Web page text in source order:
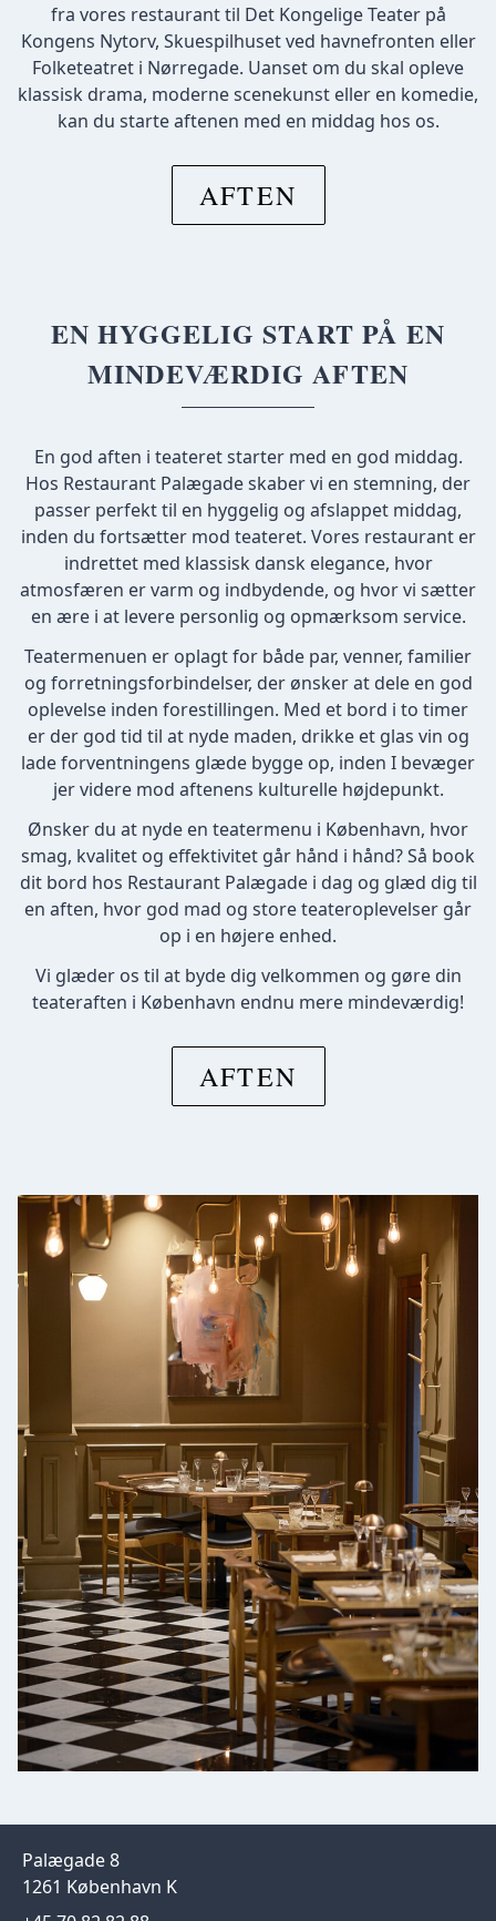
fra vores restaurant til Det Kongelige Teater på
Kongens Nytorv, Skuespilhuset ved havnefronten eller
Folketeatret i Nørregade. Uanset om du skal opleve
klassisk drama, moderne scenekunst eller en komedie,
kan du starte aftenen med en middag hos os.
AFTEN
EN HYGGELIG START PÅ EN
MINDEVÆRDIG AFTEN
En god aften i teateret starter med en god middag.
Hos Restaurant Palægade skaber vi en stemning, der
passer perfekt til en hyggelig og afslappet middag,
inden du fortsætter mod teateret. Vores restaurant er
indrettet med klassisk dansk elegance, hvor
atmosfæren er varm og indbydende, og hvor vi sætter
en ære i at levere personlig og opmærksom service.
Teatermenuen er oplagt for både par, venner, familier
og forretningsforbindelser, der ønsker at dele en god
oplevelse inden forestillingen. Med et bord i to timer
er der god tid til at nyde maden, drikke et glas vin og
lade forventningens glæde bygge op, inden I bevæger
jer videre mod aftenens kulturelle højdepunkt.
Ønsker du at nyde en teatermenu i København, hvor
smag, kvalitet og effektivitet går hånd i hånd? Så book
dit bord hos Restaurant Palægade i dag og glæd dig til
en aften, hvor god mad og store teateroplevelser går
op i en højere enhed.
Vi glæder os til at byde dig velkommen og gøre din
teateraften i København endnu mere mindeværdig!
AFTEN
Palægade 8
1261 København K